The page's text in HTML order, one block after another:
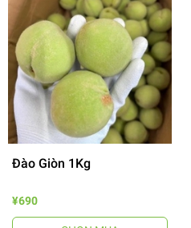
Đào Giòn 1Kg
¥690